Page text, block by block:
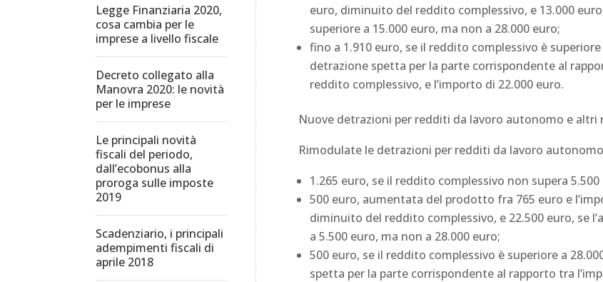
Legge Finanziaria 2020,
cosa cambia per le
imprese a livello fiscale
Decreto collegato alla
Manovra 2020: le novità
per le imprese
Le principali novità
fiscali del periodo,
dall’ecobonus alla
proroga sulle imposte
2019
Scadenziario, i principali
adempimenti fiscali di
aprile 2018
euro, diminuito del reddito complessivo, e 13.000
superiore a 15.000 euro, ma non a 28.000 euro;
fino a 1.910 euro, se il reddito complessivo è
detrazione spetta per la parte corrispondente al
reddito complessivo, e l’importo di 22.000 euro.
Nuove detrazioni per redditi da lavoro autonomo e altri
Rimodulate le detrazioni per redditi da lavoro
1.265 euro, se il reddito complessivo non supera 5.500
500 euro, aumentata del prodotto fra 765 euro e
diminuito del reddito complessivo, e 22.500 euro, se
a 5.500 euro, ma non a 28.000 euro;
500 euro, se il reddito complessivo è superiore a
spetta per la parte corrispondente al rapporto tra